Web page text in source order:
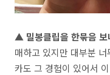
▲ 밀봉클립을 한묶음 보
매하고 있지만 대부분
카도 그 경험이 있어서